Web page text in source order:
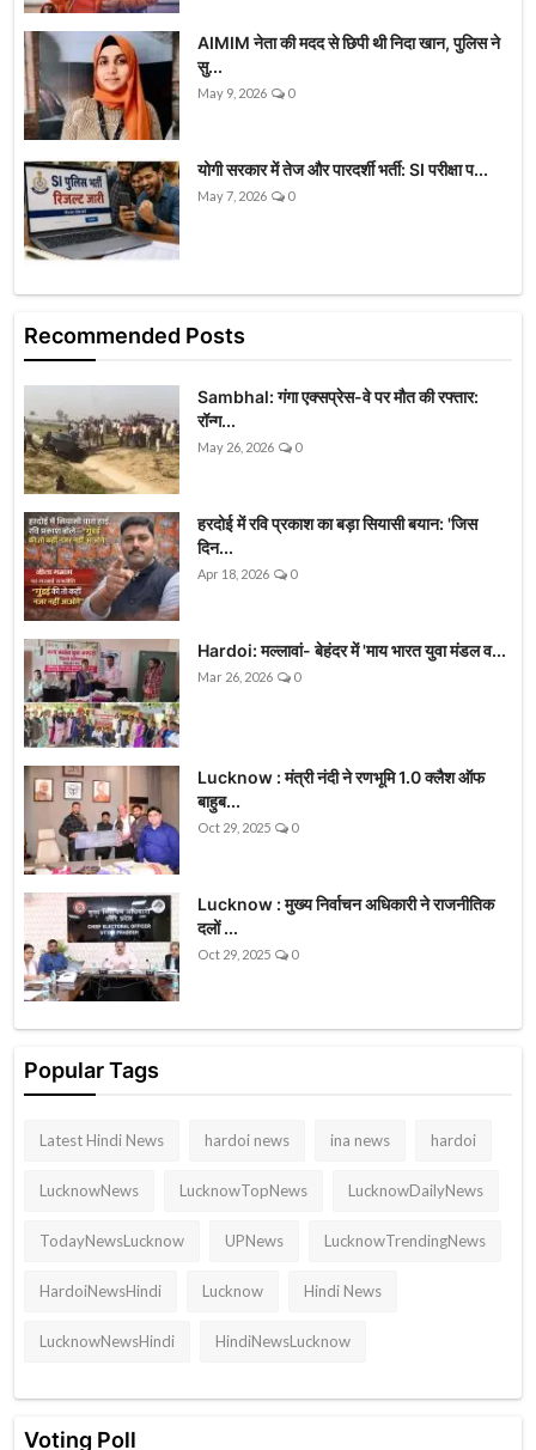
AIMIM नेता की मदद से छिपी थी निदा खान, पुलिस ने
सु...
May 9, 2026 0
योगी सरकार में तेज और पारदर्शी भर्ती: SI परीक्षा प...
May 7, 2026 0
Recommended Posts
Sambhal: गंगा एक्सप्रेस-वे पर मौत की रफ्तार:
रॉन्ग...
May 26, 2026 0
हरदोई में रवि प्रकाश का बड़ा सियासी बयान: 'जिस
दिन...
Apr 18, 2026 0
Hardoi: मल्लावां- बेहंदर में 'माय भारत युवा मंडल व...
Mar 26, 2026 0
Lucknow : मंत्री नंदी ने रणभूमि 1.0 क्लैश ऑफ
बाहुब...
Oct 29, 2025 0
Lucknow : मुख्य निर्वाचन अधिकारी ने राजनीतिक
दलों ...
Oct 29, 2025 0
Popular Tags
Latest Hindi News hardoi news ina news hardoi
LucknowNews LucknowTopNews LucknowDailyNews
TodayNewsLucknow UPNews LucknowTrendingNews
HardoiNewsHindi Lucknow Hindi News
LucknowNewsHindi HindiNewsLucknow
Voting Poll